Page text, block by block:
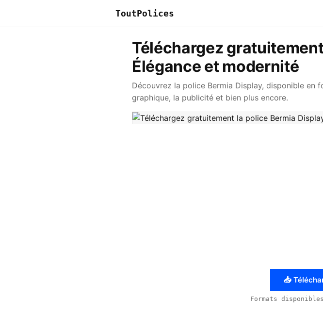
ToutPolices
Téléchargez
Élégance et modernité
Découvrez la police Bermia Display, disponible en
graphique, la publicité et bien plus encore.
📥
Formats